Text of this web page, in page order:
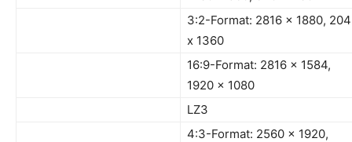
3:2-Format: 2816 x 1880,
x 1360
16:9-Format: 2816 x 1584,
1920 x 1080
LZ3
4:3-Format: 2560 x 1920,